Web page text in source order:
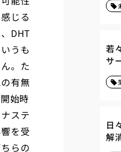
じる
DHT
うも
。た
有無
始時
ステ
を受
らの
若
サ
日
解